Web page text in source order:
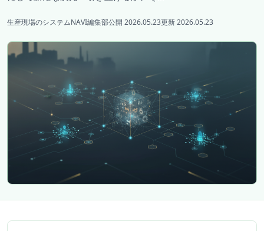
生産現場のシステムNAVI編集部公開 2026.05.23更新 2026.05.23